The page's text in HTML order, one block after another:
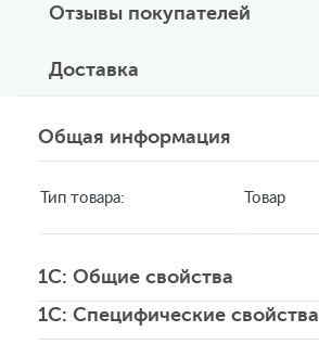
Отзывы покупателей
Доставка
Общая информация
Тип товара: Товар
1C: Общие свойства
1C: Специфические свойства